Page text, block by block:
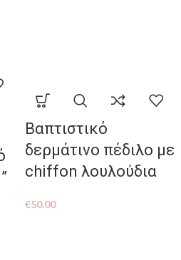
Βαπτιστικό
δερμάτινο πέδιλο με
chiffon λουλούδια
€50.00